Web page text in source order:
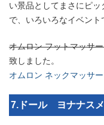
い景品としてまさにピッ
で、いろいろなイベント
オムロン フットマッサ
致しました。
オムロン ネックマッサ
7.ドール ヨナナス